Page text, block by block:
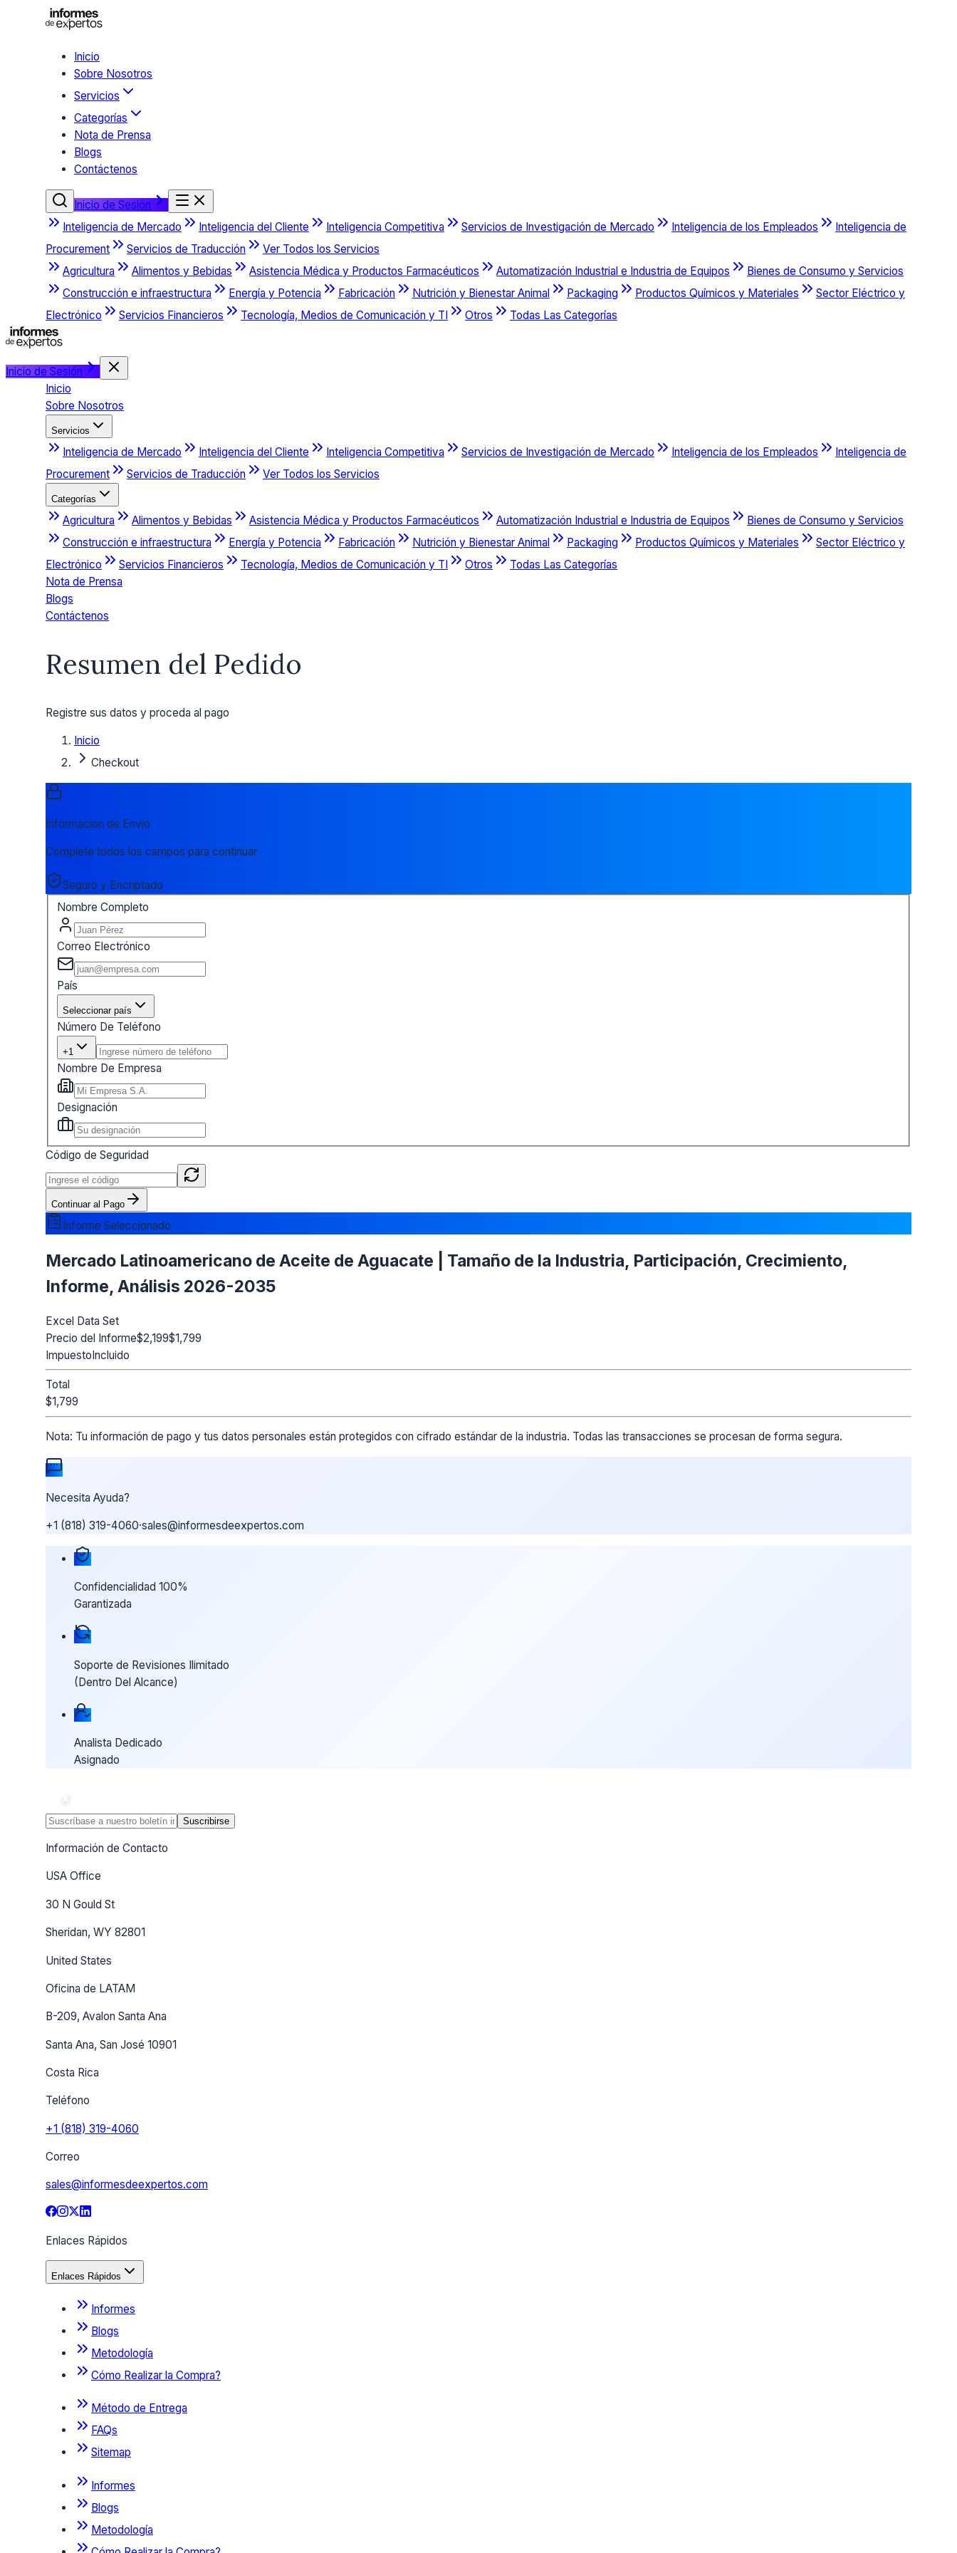
Inicio
Sobre Nosotros
Servicios
Categorías
Nota de Prensa
Blogs
Contáctenos
Inicio de Sesión
Inteligencia de Mercado
Inteligencia del Cliente Inteligencia Competitiva Servicios de Investigación de Mercado Inteligencia de los Empleados
Inteligencia de
Procurement
Servicios de Traducción
Ver Todos los Servicios
Agricultura
Alimentos y Bebidas Asistencia Médica y Productos Farmacéuticos Automatización Industrial e Industria de Equipos
Bienes de Consumo y Servicios
Construcción e infraestructura
Energía y Potencia Fabricación Nutrición y Bienestar Animal Packaging Productos Químicos y Materiales
Sector Eléctrico y
Electrónico
Servicios Financieros Tecnología, Medios de Comunicación y TI Otros Todas Las Categorías
Inicio de Sesión
Inicio
Sobre Nosotros
Servicios
Inteligencia de Mercado Inteligencia del Cliente Inteligencia Competitiva Servicios de Investigación de Mercado Inteligencia de los Empleados
Inteligencia de
Procurement
Servicios de Traducción Ver Todos los Servicios
Categorías
Agricultura Alimentos y Bebidas Asistencia Médica y Productos Farmacéuticos Automatización Industrial e Industria de Equipos
Bienes de Consumo y Servicios
Construcción e infraestructura
Energía y Potencia Fabricación Nutrición y Bienestar Animal Packaging Productos Químicos y Materiales
Sector Eléctrico y
Electrónico
Servicios Financieros Tecnología, Medios de Comunicación y TI Otros
Todas Las Categorías
Nota de Prensa
Blogs
Contáctenos
Resumen del Pedido
Registre sus datos y proceda al pago
Inicio
Checkout
Informacion de Envio
Complete todos los campos para continuar
Seguro y Encriptado
Nombre Completo
Correo Electrónico
País
Seleccionar país
Número De Teléfono
+1
Nombre De Empresa
Designación
Código de Seguridad
Continuar al Pago
Informe Seleccionado
Mercado Latinoamericano de Aceite de Aguacate | Tamaño de la Industria, Participación, Crecimiento,
Informe, Análisis 2026-2035
Excel Data Set
Precio del Informe$2,199$1,799
ImpuestoIncluido
Total
$1,799
Nota: Tu información de pago y tus datos personales están protegidos con cifrado estándar de la industria. Todas las transacciones se procesan de forma segura.
Necesita Ayuda?
+1 (818) 319-4060·sales@informesdeexpertos.com
Nuestras garantías de compra
Confidencialidad 100%
Garantizada
Soporte de Revisiones Ilimitado
(Dentro Del Alcance)
Analista Dedicado
Asignado
Suscribirse
Información de Contacto
USA Office
30 N Gould St
Sheridan, WY 82801
United States
Oficina de LATAM
B-209, Avalon Santa Ana
Santa Ana, San José 10901
Costa Rica
Teléfono
+1 (818) 319-4060
Correo
sales@informesdeexpertos.com
Enlaces Rápidos
Enlaces Rápidos
Informes
Blogs
Metodología
Cómo Realizar la Compra?
Método de Entrega
FAQs
Sitemap
Informes
Blogs
Metodología